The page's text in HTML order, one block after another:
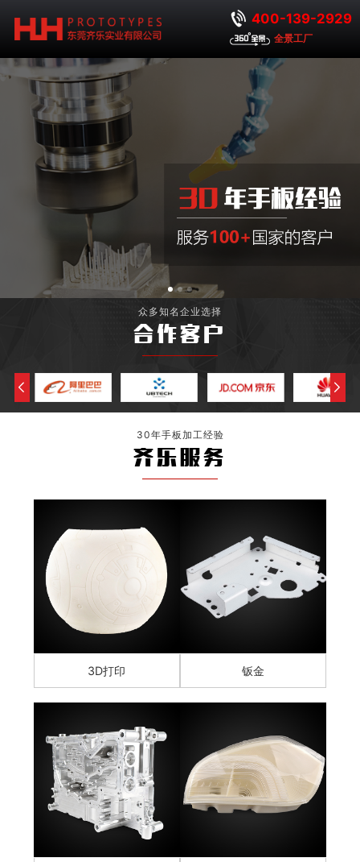
400-139-2929
全景工厂
众多知名企业选择
合作客户
30年手板加工经验
齐乐服务
3D打印 钣金